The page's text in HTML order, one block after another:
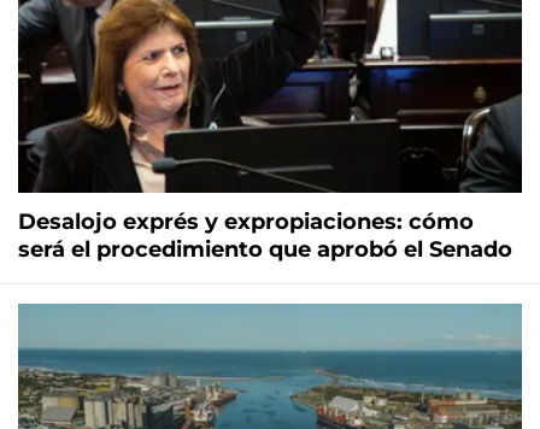
Desalojo exprés y expropiaciones: cómo
será el procedimiento que aprobó el Senado